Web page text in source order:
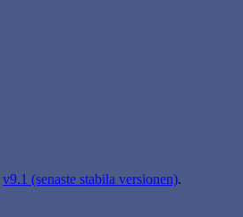
v9.1 (senaste stabila versionen).